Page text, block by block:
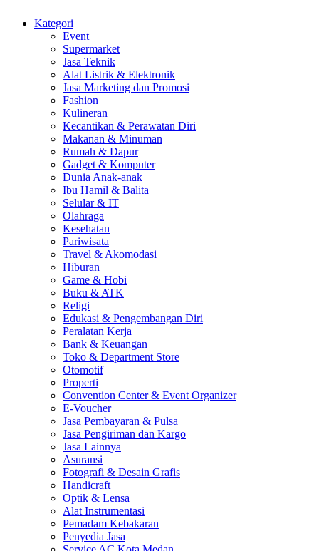
Kategori
Event
Supermarket
Jasa Teknik
Alat Listrik & Elektronik
Jasa Marketing dan Promosi
Fashion
Kulineran
Kecantikan & Perawatan Diri
Makanan & Minuman
Rumah & Dapur
Gadget & Komputer
Dunia Anak-anak
Ibu Hamil & Balita
Selular & IT
Olahraga
Kesehatan
Pariwisata
Travel & Akomodasi
Hiburan
Game & Hobi
Buku & ATK
Religi
Edukasi & Pengembangan Diri
Peralatan Kerja
Bank & Keuangan
Toko & Department Store
Otomotif
Properti
Convention Center & Event Organizer
E-Voucher
Jasa Pembayaran & Pulsa
Jasa Pengiriman dan Kargo
Jasa Lainnya
Asuransi
Fotografi & Desain Grafis
Handicraft
Optik & Lensa
Alat Instrumentasi
Pemadam Kebakaran
Penyedia Jasa